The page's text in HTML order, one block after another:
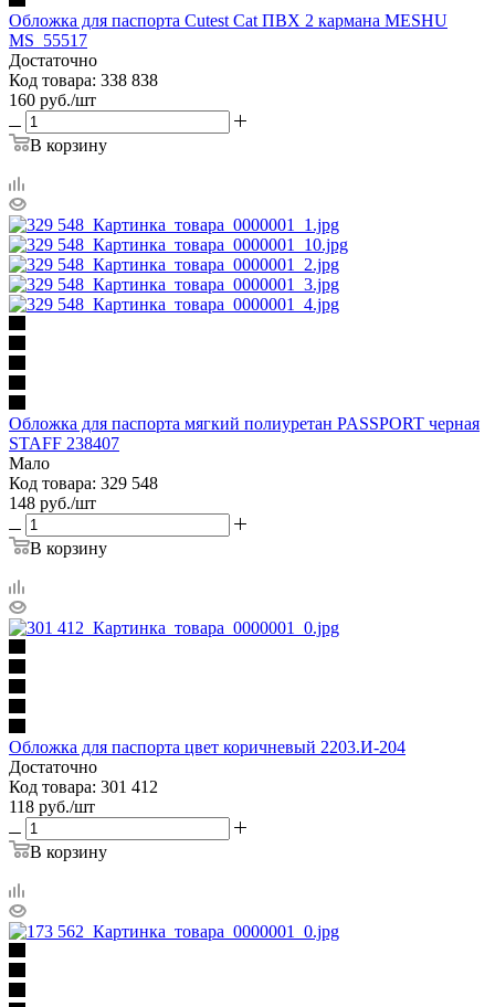
Обложка для паспорта Cutest Cat ПВХ 2 кармана MESHU
MS_55517
Достаточно
Код товара: 338 838
160 руб./шт
В корзину
Обложка для паспорта мягкий полиуретан PASSPORT черная
STAFF 238407
Мало
Код товара: 329 548
148 руб./шт
В корзину
Обложка для паспорта цвет коричневый 2203.И-204
Достаточно
Код товара: 301 412
118 руб./шт
В корзину